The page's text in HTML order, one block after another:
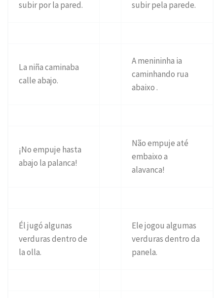
subir por la pared.
subir pela parede.
La niña caminaba
calle abajo.
A menininha ia
caminhando rua
abaixo .
¡No empuje hasta
abajo la palanca!
Não empuje até
embaixo a
alavanca!
Él jugó algunas
verduras dentro de
la olla.
Ele jogou algumas
verduras dentro da
panela.